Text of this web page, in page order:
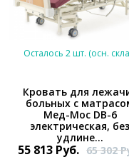
*}
Осталось 2 шт. (осн.
Кровать для
больных с
Мед-Мос DB-6
электрическая, без
удлине...
55 813 Руб. 65 302